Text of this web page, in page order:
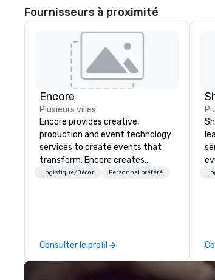
Fournisseurs à proximité
Encore
Plusieurs villes
Encore provides creative,
production and event technology
services to create events that
transform. Encore creates
memorable event experiences
experts deliver real results
through strategy and creative,
advanced technology, digital,
Logistique/Décor Personnel préféré
Consulter le profil